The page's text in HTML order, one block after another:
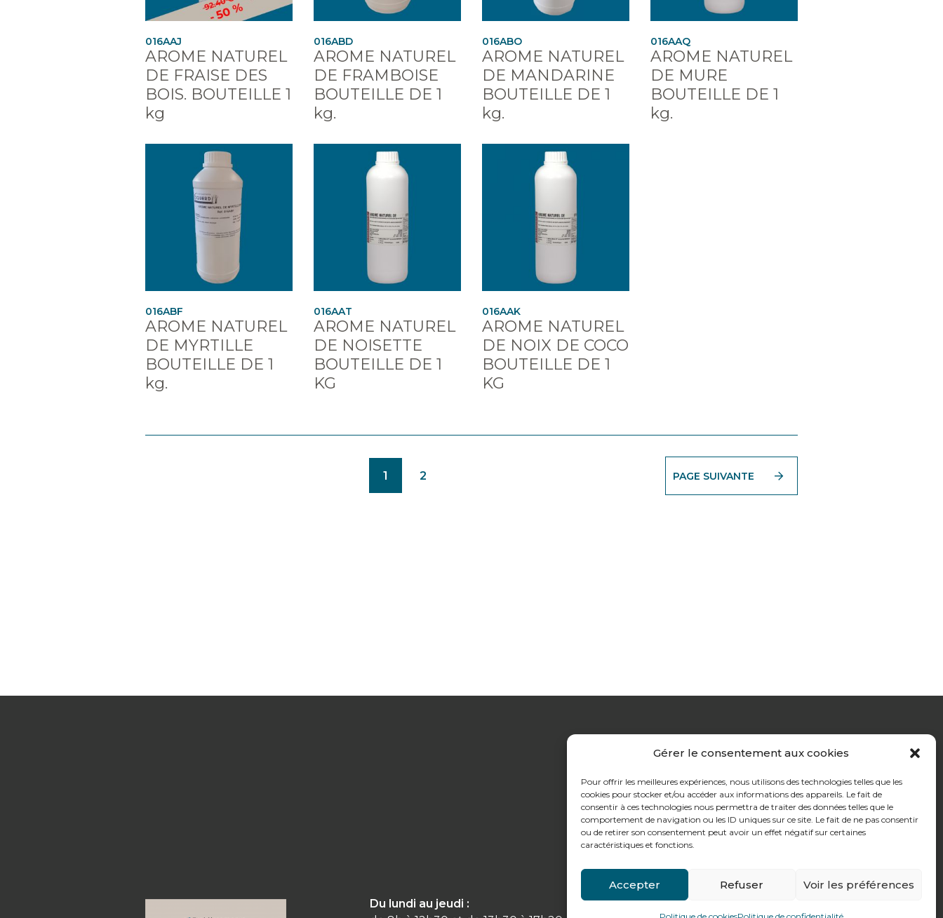
Gérer le consentement aux cookies
Pour offrir les meilleures expériences, nous utilisons des technologies telles que les
cookies pour stocker et/ou accéder aux informations des appareils. Le fait de
consentir à ces technologies nous permettra de traiter des données telles que le
comportement de navigation ou les ID uniques sur ce site. Le fait de ne pas consentir
ou de retirer son consentement peut avoir un effet négatif sur certaines
caractéristiques et fonctions.
Accepter Refuser Voir les préférences
016AAJ
AROME NATUREL
DE FRAISE DES
BOIS. BOUTEILLE 1
kg
016ABD
AROME NATUREL
DE FRAMBOISE
BOUTEILLE DE 1
kg.
016ABO
AROME NATUREL
DE MANDARINE
BOUTEILLE DE 1
kg.
016AAQ
AROME NATUREL
DE MURE
BOUTEILLE DE 1
kg.
016ABF
AROME NATUREL
DE MYRTILLE
BOUTEILLE DE 1
kg.
016AAT
AROME NATUREL
DE NOISETTE
BOUTEILLE DE 1
KG
016AAK
AROME NATUREL
DE NOIX DE COCO
BOUTEILLE DE 1
KG
1 (CURRENT)
2 PAGE SUIVANTE
Du lundi au jeudi :
Contactez-nous